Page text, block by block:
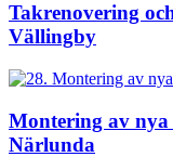
Takrenovering
Vällingby
Montering av
Närlunda